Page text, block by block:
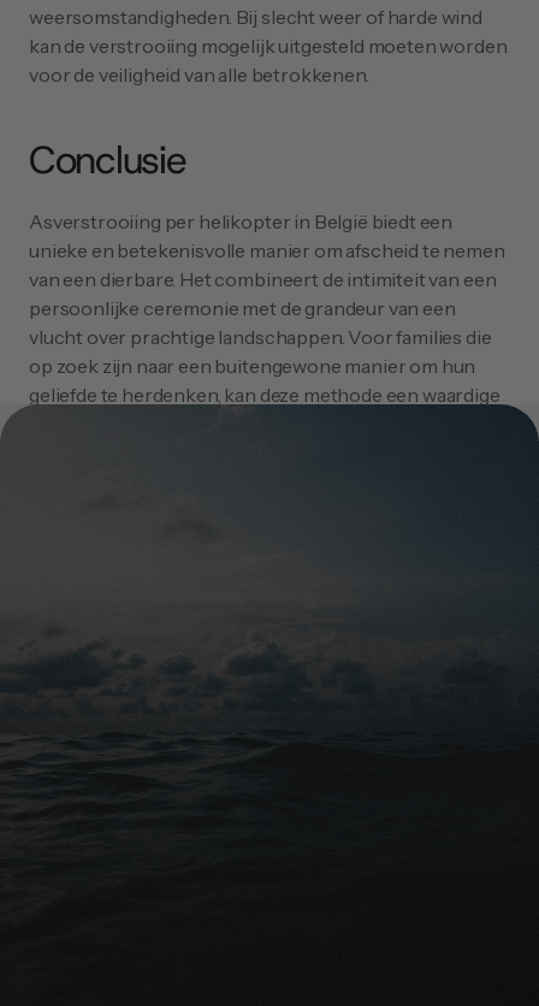
weersomstandigheden. Bij slecht weer of harde wind
kan de verstrooiing mogelijk uitgesteld moeten worden
voor de veiligheid van alle betrokkenen.
Conclusie
Asverstrooiing per helikopter in België biedt een
unieke en betekenisvolle manier om afscheid te nemen
van een dierbare. Het combineert de intimiteit van een
persoonlijke ceremonie met de grandeur van een
vlucht over prachtige landschappen. Voor families die
op zoek zijn naar een buitengewone manier om hun
geliefde te herdenken, kan deze methode een waardige